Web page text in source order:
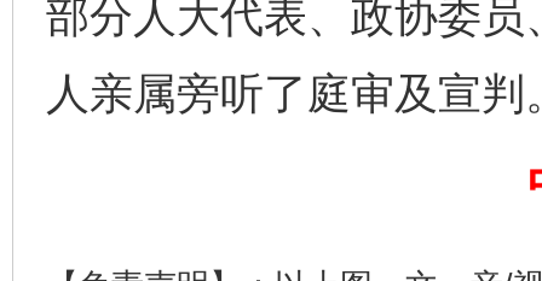
部分人大代表、政协委
人亲属旁听了庭审及宣判
完善运行机制助力责任有效落实 一纸欠